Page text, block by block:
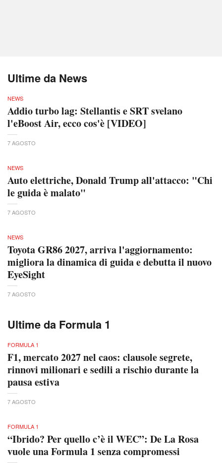
Ultime da News
NEWS
Addio turbo lag: Stellantis e SRT svelano
l'eBoost Air, ecco cos'è [VIDEO]
7 AGOSTO
NEWS
Auto elettriche, Donald Trump all'attacco: "Chi
le guida è malato"
7 AGOSTO
NEWS
Toyota GR86 2027, arriva l'aggiornamento:
migliora la dinamica di guida e debutta il nuovo
EyeSight
7 AGOSTO
Ultime da Formula 1
FORMULA 1
F1, mercato 2027 nel caos: clausole segrete,
rinnovi milionari e sedili a rischio durante la
pausa estiva
7 AGOSTO
FORMULA 1
“Ibrido? Per quello c’è il WEC”: De La Rosa
vuole una Formula 1 senza compromessi